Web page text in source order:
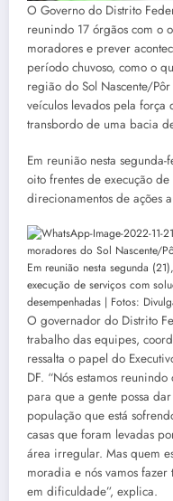
O Governo do Distrito
reunindo 17 órgãos com o
moradores e prever
período chuvoso, como o
região do Sol Nascente/
veículos levados pela
transbordo de uma bacia
Em reunião nesta
oito frentes de execução de
direcionamentos de ações
Em reunião nesta segunda
execução de serviços com
desempenhadas | Fotos:
O governador do Distrito
trabalho das equipes,
ressalta o papel do
DF. “Nós estamos
para que a gente possa
população que está
casas que foram levadas
área irregular. Mas quem
moradia e nós vamos
em dificuldade”, explica.